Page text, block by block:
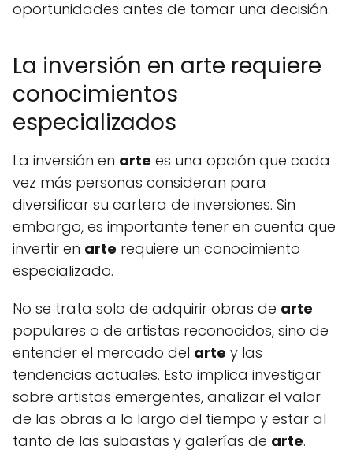
oportunidades antes de tomar una decisión.
La inversión en arte requiere
conocimientos
especializados
La inversión en arte es una opción que cada
vez más personas consideran para
diversificar su cartera de inversiones. Sin
embargo, es importante tener en cuenta que
invertir en arte requiere un conocimiento
especializado.
No se trata solo de adquirir obras de arte
populares o de artistas reconocidos, sino de
entender el mercado del arte y las
tendencias actuales. Esto implica investigar
sobre artistas emergentes, analizar el valor
de las obras a lo largo del tiempo y estar al
tanto de las subastas y galerías de arte.